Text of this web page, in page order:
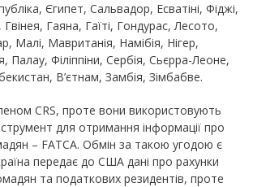
Єгипет, Сальвадор, Есватіні, Фіджі,
Гаяна, Гаїті, Гондурас, Лесото,
Малі, Мавританія, Намібія, Нігер,
Палау, Філіппіни, Сербія, Сьєрра-Леоне,
В’єтнам, Замбія, Зімбабве.
CRS, проте вони використовують
для отримання інформації про
– FATCA. Обмін за такою угодою є
передає до США дані про рахунки
та податкових резидентів, проте